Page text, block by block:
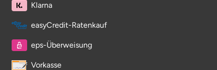
Klarna
easyCredit-Ratenkauf
eps-Überweisung
Vorkasse